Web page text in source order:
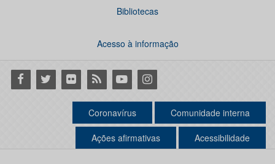
Bibliotecas
Acesso à informação
Facebook
Twitter Flickr RSS YoutubeInstagram
Coronavírus Comunidade interna
Ações afirmativas Acessibilidade